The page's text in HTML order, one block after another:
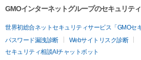
GMOインターネットグループのセキュリテ
世界初総合ネットセキュリティサービス「GMOセ
パスワード漏洩診断
Webサイトリスク診断
セキュリティ相談AIチャットボット